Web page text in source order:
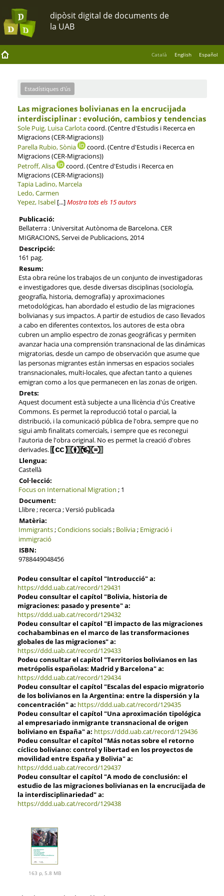
Català English Español
Estadístiques d'ús
Las migraciones bolivianas en la encrucijada
interdisciplinar : evolución, cambios y tendencias
Sole Puig, Luisa Carlotacoord. (Centre d'Estudis i Recerca en
Migracions (CER-Migracions))
Parella Rubio, Sònia
coord. (Centre d'Estudis i Recerca en
Migracions (CER-Migracions))
Petroff, Alisa
coord. (Centre d'Estudis i Recerca en
Migracions (CER-Migracions))
Tapia Ladino, Marcela
Ledo, Carmen
Yepez, Isabel [...]Mostra tots els 15 autors
Publicació:
Bellaterra : Universitat Autònoma de Barcelona. CER
MIGRACIONS, Servei de Publicacions, 2014
Descripció:
161 pag.
Resum:
Esta obra reúne los trabajos de un conjunto de investigadoras
e investigadores que, desde diversas disciplinas (sociología,
geografía, historia, demografía) y aproximaciones
metodológicas, han abordado el estudio de las migraciones
bolivianas y sus impactos. A partir de estudios de caso llevados
a cabo en diferentes contextos, los autores de esta obra
cubren un amplio espectro de zonas geográficas y permiten
avanzar hacia una comprensión transnacional de las dinámicas
migratorias, desde un campo de observación que asume que
las personas migrantes están inmersas en espacios sociales
transnacionales, multi-locales, que afectan tanto a quienes
emigran como a los que permanecen en las zonas de origen.
Drets:
Aquest document està subjecte a una llicència d'ús Creative
Commons. Es permet la reproducció total o parcial, la
distribució, i la comunicació pública de l'obra, sempre que no
sigui amb finalitats comercials, i sempre que es reconegui
l'autoria de l'obra original. No es permet la creació d'obres
derivades.
Llengua:
Castellà
Col·lecció:
Focus on International Migration ; 1
Document:
Llibre ; recerca ; Versió publicada
Matèria:
Immigrants;Condicions socials; Bolívia; Emigració i
immigració
ISBN:
9788449048456
Podeu consultar el capítol "Introducció" a:
https://ddd.uab.cat/record/129431
Podeu consultar el capítol "Bolivia, historia de
migraciones: pasado y presente" a:
https://ddd.uab.cat/record/129432
Podeu consultar el capítol "El impacto de las migraciones
cochabambinas en el marco de las transformaciones
globales de las migraciones" a:
https://ddd.uab.cat/record/129433
Podeu consultar el capítol "Territorios bolivianos en las
metrópolis españolas: Madrid y Barcelona" a:
https://ddd.uab.cat/record/129434
Podeu consultar el capítol "Escalas del espacio migratorio
de los bolivianos en la Argentina: entre la dispersión y la
concentración" a: https://ddd.uab.cat/record/129435
Podeu consultar el capítol "Una aproximación tipológica
al empresariado inmigrante transnacional de origen
boliviano en España" a: https://ddd.uab.cat/record/129436
Podeu consultar el capítol "Más notas sobre el retorno
cíclico boliviano: control y libertad en los proyectos de
movilidad entre España y Bolivia" a:
https://ddd.uab.cat/record/129437
Podeu consultar el capítol "A modo de conclusión: el
estudio de las migraciones bolivianas en la encrucijada de
la interdisciplinariedad" a:
https://ddd.uab.cat/record/129438
163 p, 5.8 MB